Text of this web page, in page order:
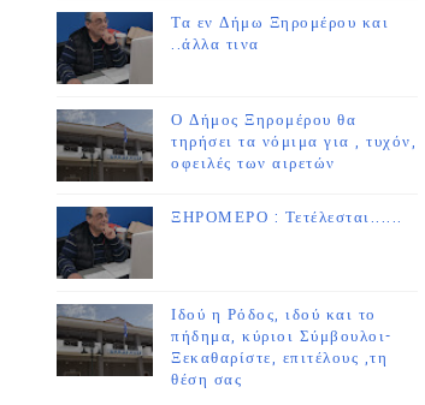
Τα εν Δήμω Ξηρομέρου και
..άλλα τινα
Ο Δήμος Ξηρομέρου θα
τηρήσει τα νόμιμα για , τυχόν,
οφειλές των αιρετών
ΞΗΡΟΜΕΡΟ : Τετέλεσται......
Ιδού η Ρόδος, ιδού και το
πήδημα, κύριοι Σύμβουλοι-
Ξεκαθαρίστε, επιτέλους ,τη
θέση σας